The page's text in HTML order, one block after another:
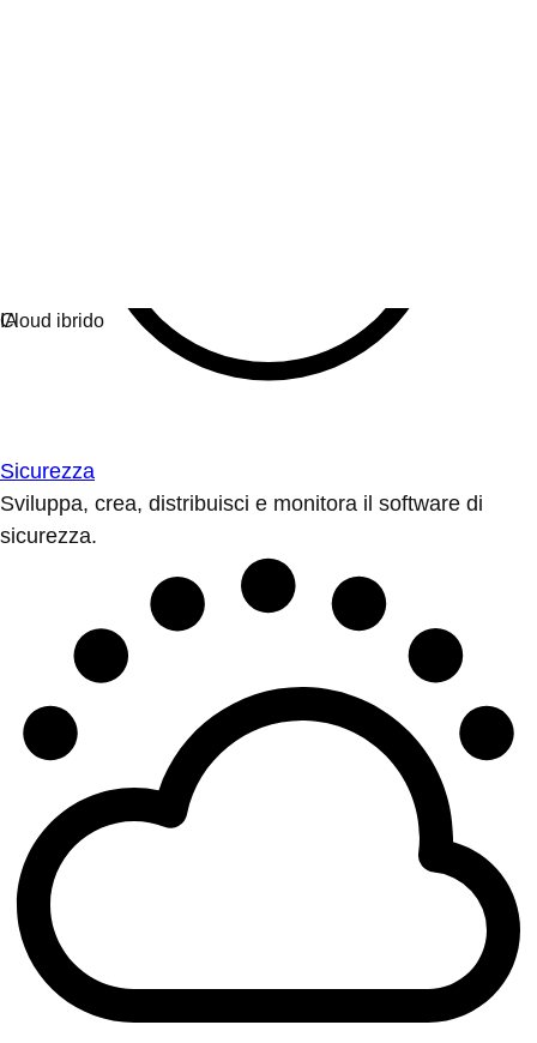
Sicurezza
Sviluppa, crea, distribuisci e monitora il software di
sicurezza.